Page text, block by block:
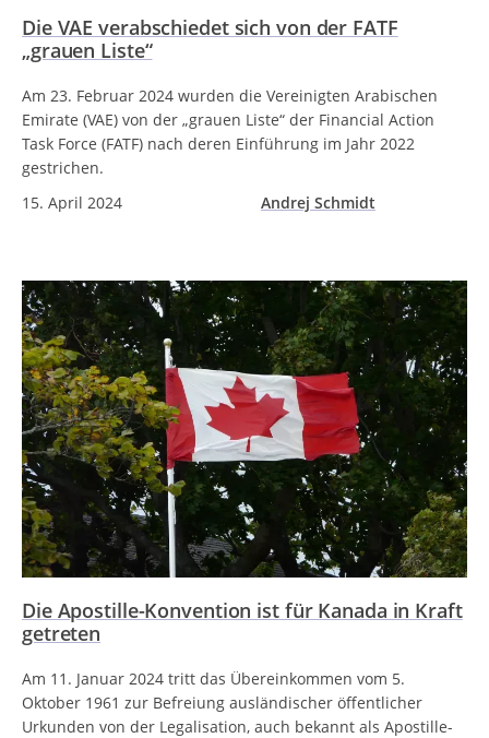
Die VAE verabschiedet sich von der FATF
„grauen Liste“
Am 23. Februar 2024 wurden die Vereinigten Arabischen
Emirate (VAE) von der „grauen Liste“ der Financial Action
Task Force (FATF) nach deren Einführung im Jahr 2022
gestrichen.
15. April 2024
Andrej Schmidt
Die Apostille-Konvention ist für Kanada in Kraft
getreten
Am 11. Januar 2024 tritt das Übereinkommen vom 5.
Oktober 1961 zur Befreiung ausländischer öffentlicher
Urkunden von der Legalisation, auch bekannt als Apostille-